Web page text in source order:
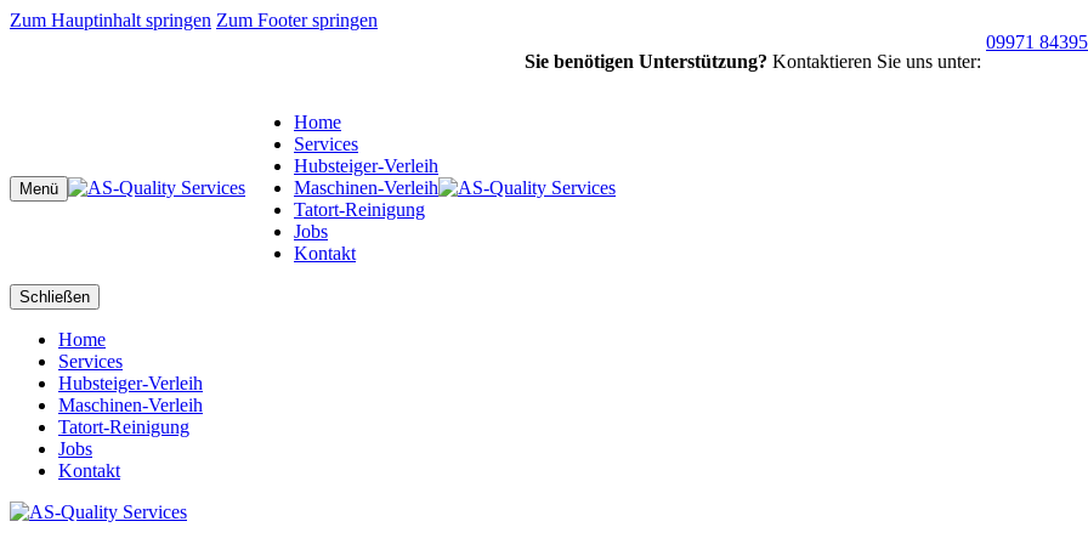
Zum Hauptinhalt springen Zum Footer springen
Sie benötigen Unterstützung? Kontaktieren Sie uns unter:
09971
Menü
Home
Services
Hubsteiger-Verleih
Maschinen-Verleih
Tatort-Reinigung
Jobs
Kontakt
Schließen
Home
Services
Hubsteiger-Verleih
Maschinen-Verleih
Tatort-Reinigung
Jobs
Kontakt